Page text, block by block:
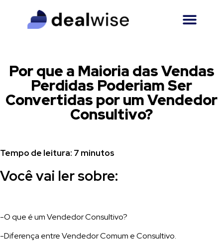
Por que a Maioria das Vendas
Perdidas Poderiam Ser
Convertidas por um Vendedor
Consultivo?
Tempo de leitura: 7 minutos
Você vai ler sobre:
-O que é um Vendedor Consultivo?
-Diferença entre Vendedor Comum e Consultivo.